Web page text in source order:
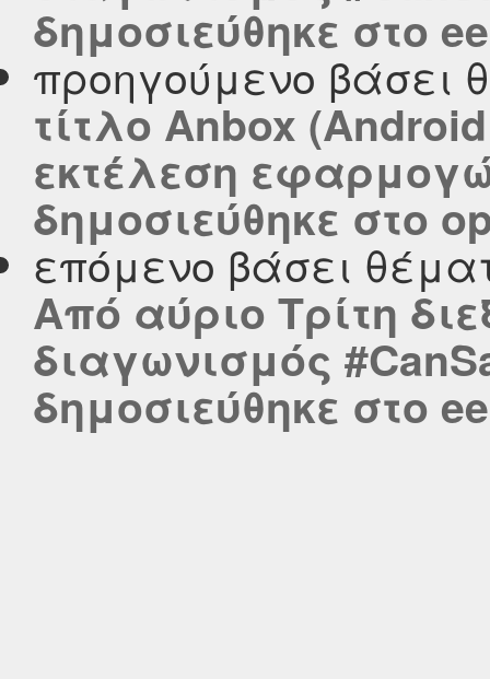
δημοσιεύθηκε στο
προηγούμενο βάσει
τίτλο Anbox
εκτέλεση
δημοσιεύθηκε στο
επόμενο βάσει
Από αύριο Τρίτη
διαγωνισμός
δημοσιεύθηκε στο